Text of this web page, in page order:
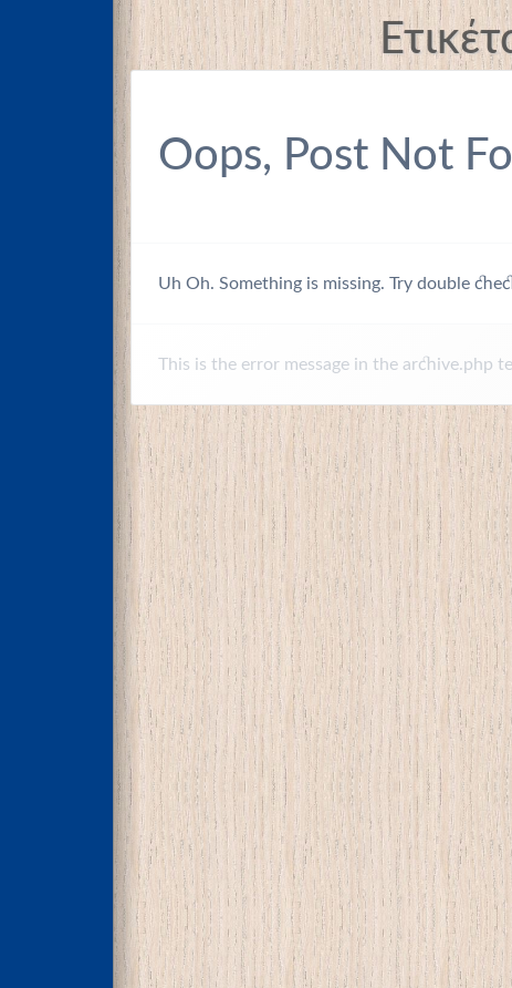
Oops, Post Not
Uh Oh. Something is missing. Try double
This is the error message in the archive.php